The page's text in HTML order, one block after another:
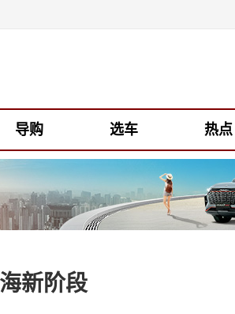
导购 选车 热点
新阶段